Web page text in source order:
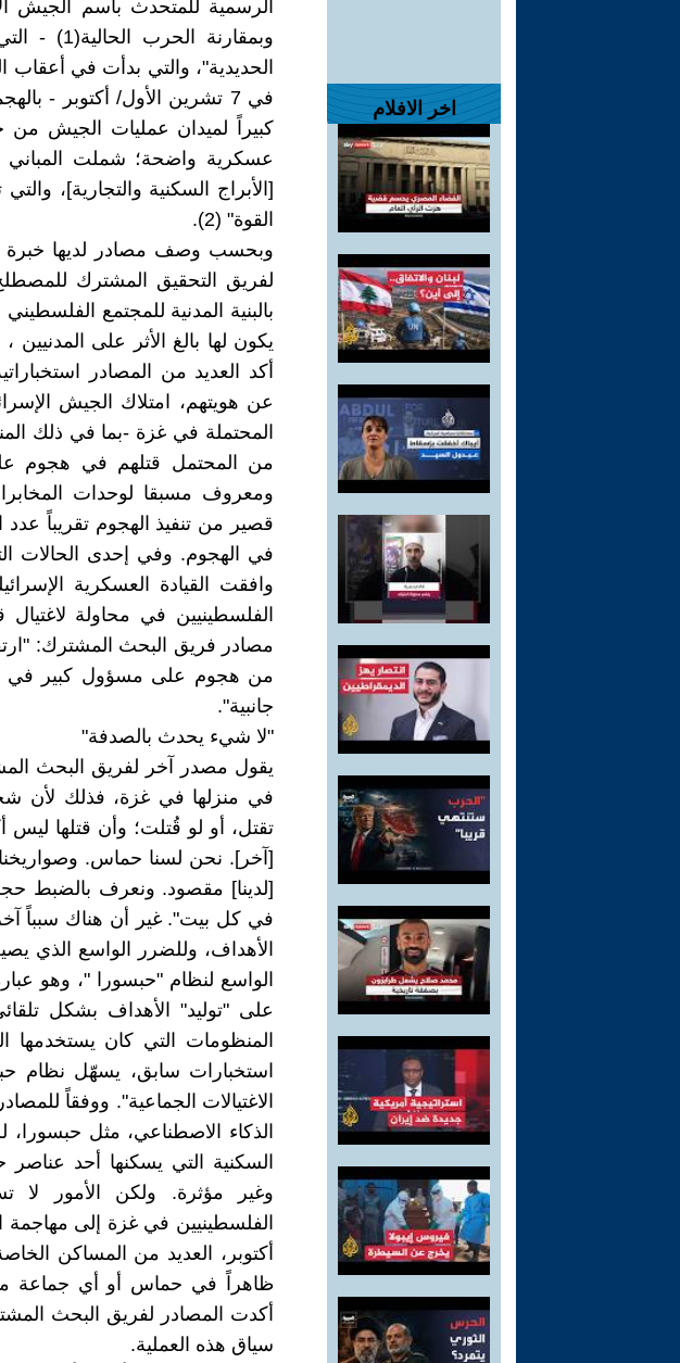
اخر الافلام
الرسمية للمتحدث باسم الجيش
وبمقارنة
في 7 تشرين الأول/ أكتوبر -
كبيراً لميدان عمليات الجيش من
عسكرية واضحة؛ شملت المباني
[الأبراج السكنية والتجارية]،
القوة" (2).
وبحسب وصف مصادر لديها خبرة
لفريق التحقيق المشترك
بالبنية المدنية للمجتمع
يكون لها بالغ الأثر على
أكد العديد من المصادر
عن هويتهم، امتلاك الجيش
المحتملة في غزة -بما في ذلك
من المحتمل قتلهم في هجوم
ومعروف مسبقا لوحدات
قصير من تنفيذ الهجوم تقريباً
في الهجوم. وفي إحدى الحالات
وافقت القيادة العسكرية
الفلسطينيين في محاولة
مصادر فريق البحث المشترك:
من هجوم على مسؤول كبير في
جانبية".
"لا شيء يحدث بالصدفة"
في منزلها في غزة، فذلك لأن
تقتل، أو لو قُتلت؛ وأن قتلها
[آخر]. نحن لسنا حماس.
[لدينا] مقصود. ونعرف بالضبط حجم
في كل بيت". غير أن هناك سبباً
الأهداف، وللضرر الواسع الذي
الواسع لنظام "حبسورا "، وهو
على "توليد" الأهداف بشكل
المنظومات التي كان
استخبارات سابق، يسهّل نظام
الاغتيالات الجماعية". ووفقاً
الذكاء الاصطناعي، مثل
السكنية التي يسكنها أحد
وغير مؤثرة. ولكن الأمور
الفلسطينيين في غزة إلى مهاجمة
أكتوبر، العديد من المساكن
ظاهراً في حماس أو أي جماعة
أكدت المصادر لفريق البحث
سياق هذه العملية.